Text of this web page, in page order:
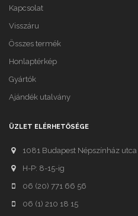
Kapcsolat
Visszáru
Összes termék
Honlaptérkép
Gyártók
Ajándék utalvány
ÜZLET ELÉRHETŐSÉGE
1081 Budapest Népszínház utca
H-P: 8-15-ig
06 (20) 771 66 56
06 (1) 210 18 15